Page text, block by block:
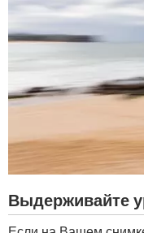
Выдерживайте